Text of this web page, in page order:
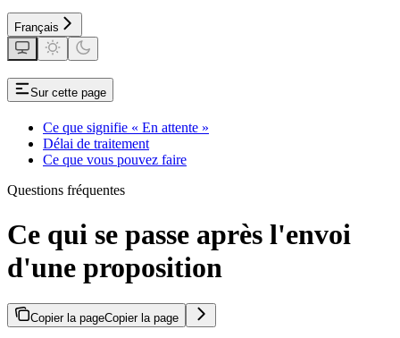
Français
Sur cette page
Ce que signifie « En attente »
Délai de traitement
Ce que vous pouvez faire
Questions fréquentes
Ce qui se passe après l'envoi
d'une proposition
Copier la pageCopier la page